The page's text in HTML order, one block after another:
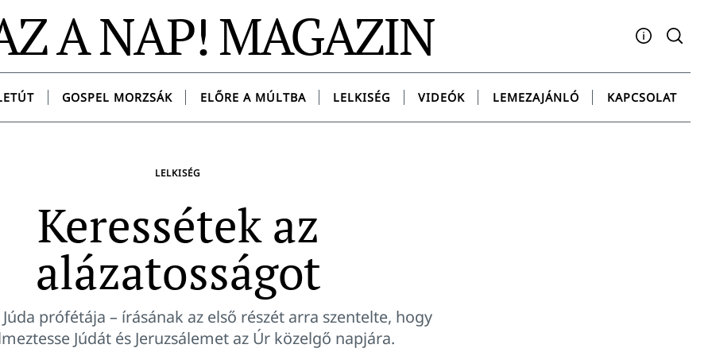
A NAP! MAGAZIN
Facebook
YouTubeInstagram
TwitterSpotify
GOSPEL MORZSÁK ELŐRE A MÚLTBA LELKISÉG VIDEÓK LEMEZAJÁNLÓ KAPCSOLAT
LELKISÉG
Keressétek az
alázatosságot
prófétája – írásának az első részét arra szentelte, hogy
Júdát és Jeruzsálemet az Úr közelgő napjára.